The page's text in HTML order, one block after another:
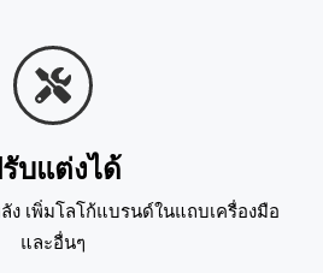
บแต่งได้
ง เพิ่มโลโก้แบรนด์ในแถบเครื่องมือ
และอื่นๆ